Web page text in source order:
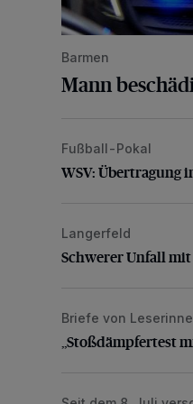
Barmen
Mann
WSV: Übertragung
Fußball-Pokal
WSV: Übertragung
Schwerer Unfall mit
Langerfeld
Schwerer Unfall
„Stoßdämpfertest
Briefe von
„Stoßdämpfertest